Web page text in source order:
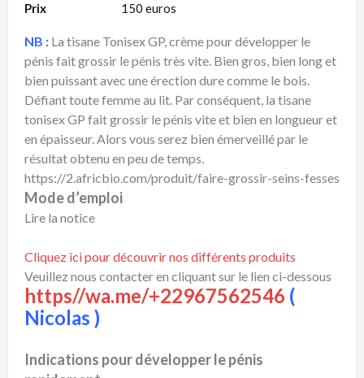
Prix 150 euros
NB : La tisane Tonisex GP, crème pour développer le
pénis fait grossir le pénis très vite. Bien gros, bien long et
bien puissant avec une érection dure comme le bois.
Défiant toute femme au lit. Par conséquent, la tisane
tonisex GP fait grossir le pénis vite et bien en longueur et
en épaisseur. Alors vous serez bien émerveillé par le
résultat obtenu en peu de temps.
https://2.africbio.com/produit/faire-grossir-seins-fesses
Mode d’emploi
Lire la notice
Cliquez ici pour découvrir nos différents produits
Veuillez nous contacter en cliquant sur le lien ci-dessous
https//wa.me/+22967562546 (
Nicolas )
Indications pour développer le pénis